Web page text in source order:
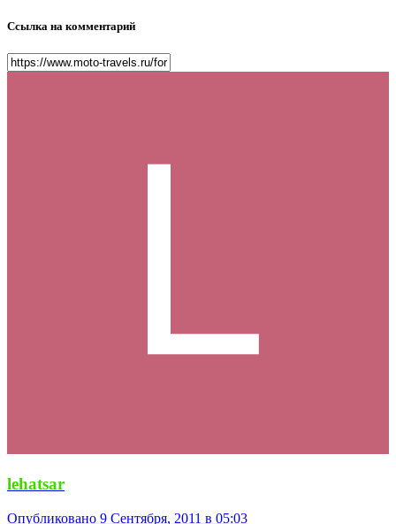
Ссылка на комментарий
lehatsar
Опубликовано 9 Сентября, 2011 в 05:03